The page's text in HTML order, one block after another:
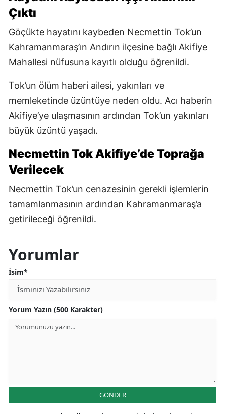
Çıktı
Göçükte hayatını kaybeden Necmettin Tok’un
Kahramanmaraş’ın Andırın ilçesine bağlı Akifiye
Mahallesi nüfusuna kayıtlı olduğu öğrenildi.
Tok’un ölüm haberi ailesi, yakınları ve
memleketinde üzüntüye neden oldu. Acı haberin
Akifiye’ye ulaşmasının ardından Tok’un yakınları
büyük üzüntü yaşadı.
Necmettin Tok Akifiye’de Toprağa
Verilecek
Necmettin Tok’un cenazesinin gerekli işlemlerin
tamamlanmasının ardından Kahramanmaraş’a
getirileceği öğrenildi.
Yorumlar
İsim*
Yorum Yazın (500 Karakter)
GÖNDER